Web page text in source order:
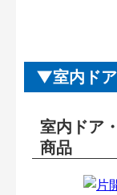
室内ド
室内ドア
商品